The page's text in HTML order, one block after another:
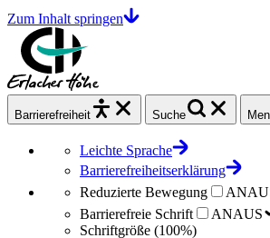
Zum Inhalt springen
Barrierefrei heit Suche
Leichte Sprache
Barrierefreiheitserklärung
Reduzierte Bewegung
AN
Barrierefreie Schrift
ANAUS
Schriftgröße (100%)